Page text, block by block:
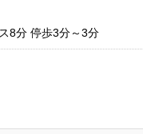
8分 停歩3分～3分